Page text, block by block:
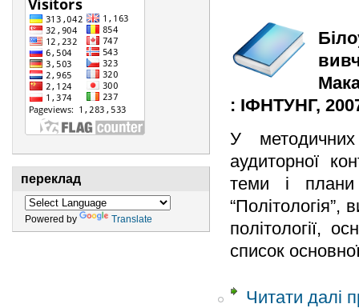
переклад
Powered by Translate
: ІФНТУНГ,
У
аудиторної
теми і плани
політології,
список
Читати далі